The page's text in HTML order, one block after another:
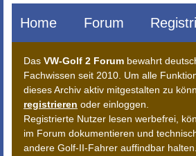
Home Forum
Das VW-Golf 2 Forum bewahrt
Fachwissen seit 2010. Um alle
dieses Archiv aktiv mitgestalten zu
registrieren oder einloggen.
Registrierte Nutzer lesen werbefrei,
im Forum dokumentieren und
andere Golf-II-Fahrer auffindbar